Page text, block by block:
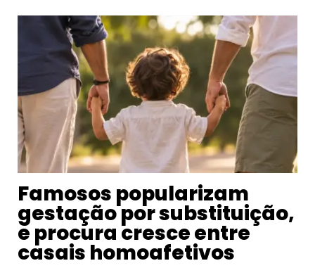
Famosos popularizam
gestação por substituição,
e procura cresce entre
casais homoafetivos